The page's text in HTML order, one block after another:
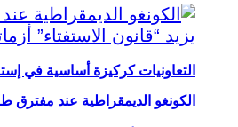
التعاونيات كركيزة أساسية في
الكونغو الديمقراطية عند مفترق